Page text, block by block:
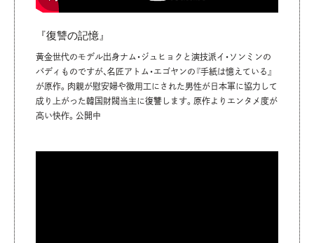
『復讐の記憶』
黄金世代のモデル出身ナム・ジュヒョクと演技派イ・ソンミンの
バディものですが、名匠アトム・エゴヤンの『手紙は憶えている』
が原作。肉親が慰安婦や徴用工にされた男性が日本軍に協力して
成り上がった韓国財閥当主に復讐します。原作よりエンタメ度が
高い快作。公開中